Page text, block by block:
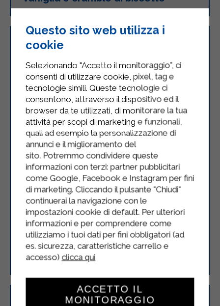
Cheesecake all’uva e mascarpone
Questo sito web utilizza i
cookie
Selezionando "Accetto il monitoraggio", ci
consenti di utilizzare cookie, pixel, tag e
tecnologie simili. Queste tecnologie ci
consentono, attraverso il dispositivo ed il
browser da te utilizzati, di monitorare la tua
attività per scopi di marketing e funzionali,
quali ad esempio la personalizzazione di
annunci e il miglioramento del
sito. Potremmo condividere queste
informazioni con terzi: partner pubblicitari
come Google, Facebook e Instagram per fini
di marketing. Cliccando il pulsante "Chiudi"
continuerai la navigazione con le
impostazioni cookie di default. Per ulteriori
informazioni e per comprendere come
utilizziamo i tuoi dati per fini obbligatori (ad
es. sicurezza, caratteristiche carrello e
accesso) clicca qui
ACCETTO IL
MONITORAGGIO